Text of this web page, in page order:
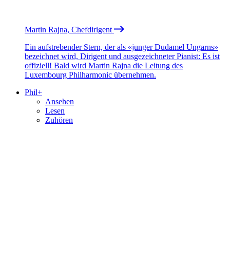
Martin Rajna, Chefdirigent
Ein aufstrebender Stern, der als «junger Dudamel Ungarns»
bezeichnet wird, Dirigent und ausgezeichneter Pianist: Es ist
offiziell! Bald wird Martin Rajna die Leitung des
Luxembourg Philharmonic übernehmen.
Phil+
Ansehen
Lesen
Zuhören